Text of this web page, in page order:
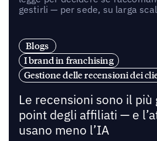
gestirli — per sede, su larga
Blogs
I brand in franchising
Gestione delle recensioni dei
Le recensioni sono il più
point degli affiliati — e
usano meno l’IA